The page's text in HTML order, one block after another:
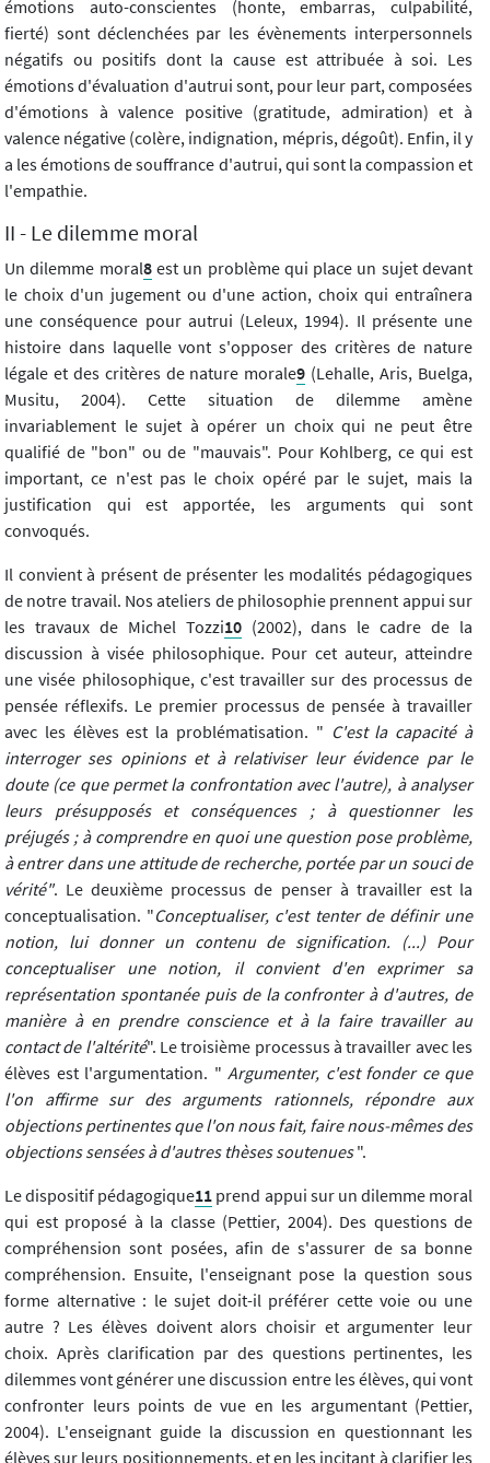
émotions auto-conscientes (honte, embarras, culpabilité,
fierté) sont déclenchées par les évènements interpersonnels
négatifs ou positifs dont la cause est attribuée à soi. Les
émotions d'évaluation d'autrui sont, pour leur part, composées
d'émotions à valence positive (gratitude, admiration) et à
valence négative (colère, indignation, mépris, dégoût). Enfin, il y
a les émotions de souffrance d'autrui, qui sont la compassion et
l'empathie.
II - Le dilemme moral
Un dilemme moral8est un problème qui place un sujet devant
le choix d'un jugement ou d'une action, choix qui entraînera
une conséquence pour autrui (Leleux, 1994). Il présente une
histoire dans laquelle vont s'opposer des critères de nature
légale et des critères de nature morale9 (Lehalle, Aris, Buelga,
Musitu, 2004). Cette situation de dilemme amène
invariablement le sujet à opérer un choix qui ne peut être
qualifié de "bon" ou de "mauvais". Pour Kohlberg, ce qui est
important, ce n'est pas le choix opéré par le sujet, mais la
justification qui est apportée, les arguments qui sont
convoqués.
Il convient à présent de présenter les modalités pédagogiques
de notre travail. Nos ateliers de philosophie prennent appui sur
les travaux de Michel Tozzi10(2002), dans le cadre de la
discussion à visée philosophique. Pour cet auteur, atteindre
une visée philosophique, c'est travailler sur des processus de
pensée réflexifs. Le premier processus de pensée à travailler
avec les élèves est la problématisation. " C'est la capacité à
interroger ses opinions et à relativiser leur évidence par le
doute (ce que permet la confrontation avec l'autre), à analyser
leurs présupposés et conséquences ; à questionner les
préjugés ; à comprendre en quoi une question pose problème,
à entrer dans une attitude de recherche, portée par un souci de
vérité". Le deuxième processus de penser à travailler est la
conceptualisation. "Conceptualiser, c'est tenter de définir une
notion, lui donner un contenu de signification. (...) Pour
conceptualiser une notion, il convient d'en exprimer sa
représentation spontanée puis de la confronter à d'autres, de
manière à en prendre conscience et à la faire travailler au
contact de l'altérité". Le troisième processus à travailler avec les
élèves est l'argumentation. " Argumenter, c'est fonder ce que
l'on affirme sur des arguments rationnels, répondre aux
objections pertinentes que l'on nous fait, faire nous-mêmes des
objections sensées à d'autres thèses soutenues".
Le dispositif pédagogique11 prend appui sur un dilemme moral
qui est proposé à la classe (Pettier, 2004). Des questions de
compréhension sont posées, afin de s'assurer de sa bonne
compréhension. Ensuite, l'enseignant pose la question sous
forme alternative : le sujet doit-il préférer cette voie ou une
autre ? Les élèves doivent alors choisir et argumenter leur
choix. Après clarification par des questions pertinentes, les
dilemmes vont générer une discussion entre les élèves, qui vont
confronter leurs points de vue en les argumentant (Pettier,
2004). L'enseignant guide la discussion en questionnant les
élèves sur leurs positionnements, et en les incitant à clarifier les